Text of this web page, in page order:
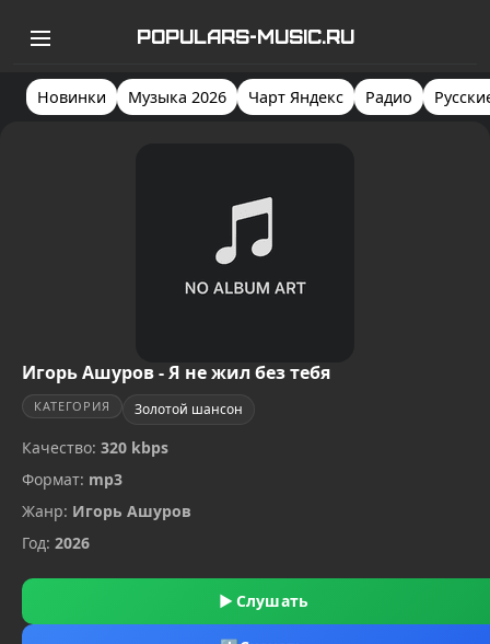
POPULARS-MUSIC.RU
Новинки Музыка 2026 Чарт Яндекс Радио
Игорь Ашуров - Я не жил без тебя
КАТЕГОРИЯ Золотой шансон
Качество: 320 kbps
Формат: mp3
Жанр: Игорь Ашуров
Год: 2026
▶ Слушать